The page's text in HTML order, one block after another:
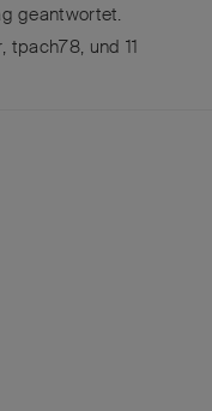
geantwortet.
, tpach78, und 11